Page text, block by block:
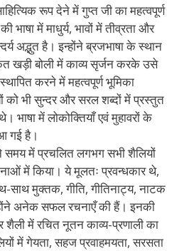
रूप देने में गुप्त जी का महत्वपूर्ण
भाषा में माधुर्य, भावों में तीव्रता और
अद्भुत है। इन्होंने ब्रजभाषा के स्थान
खड़ी बोली में काव्य सृर्जन करके उसे
करने में महत्वपूर्ण भूमिका
को भी सुन्दर और सरल शब्दों में प्रस्तुत
भाषा में लोकोक्तियाँ एवं मुहावरों के
गई है।
समय में प्रचलित लगभग सभी शैलियों
में किया। ये मूलतः प्रवन्धकार थे,
साथ मुक्तक, गीति, गीतिनाट्य, नाटक
अनेक सफल रचनाएँ की हैं। इनकी
शैली में रचित नूतन काव्य-प्रणाली का
में गेयता, सहज प्रवाहमयता, सरसता